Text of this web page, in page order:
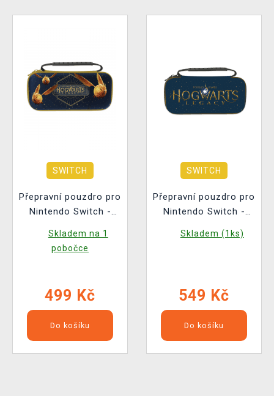
SWITCH
Přepravní pouzdro pro
Nintendo Switch -
Golden Snidgets
(Switch & Lite & OLED
Skladem na 1
pobočce
499 Kč
Do košíku
SWITCH
Přepravní pouzdro pro
Nintendo Switch -
Logo (Switch & Lite &
Skladem (1ks)
549 Kč
Do košíku